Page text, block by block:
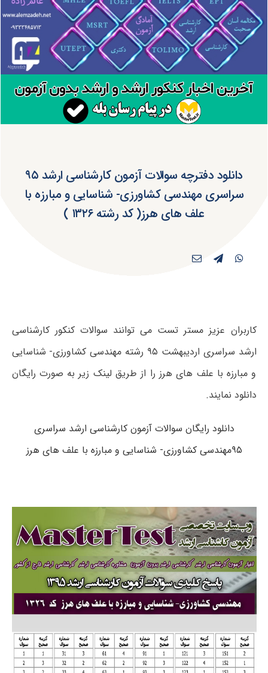
دانلود دفترچه سوالات آزمون کارشناسی ارشد ۹۵
سراسری مهندسی کشاورزی- شناسایی و مبارزه با
علف های هرز( کد رشته ۱۳۲۶ )
کاربران عزیز مستر تست می توانند سوالات کنکور کارشناسی
ارشد سراسری اردیبهشت ۹۵ رشته مهندسی کشاورزی- شناسایی
و مبارزه با علف های هرز را از طریق لینک زیر به صورت رایگان
دانلود نمایند.
دانلود رایگان سوالات آزمون کارشناسی ارشد سراسری
۹۵مهندسی کشاورزی- شناسایی و مبارزه با علف های هرز